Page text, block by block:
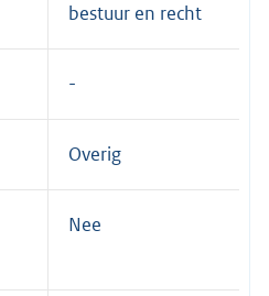
bestuur en recht
Overig
Nee